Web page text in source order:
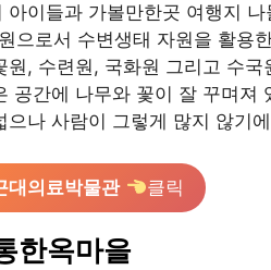
아이들과 가볼만한곳 여행지
으로서 수변생태 자원을 활용
원, 수련원, 국화원 그리고 수
공간에 나무와 꽃이 잘 꾸며져
으나 사람이 그렇게 많지 않기
대의료박물관 클릭
한옥마을